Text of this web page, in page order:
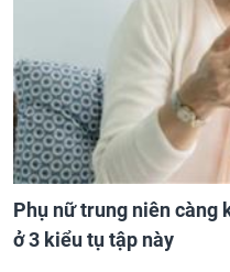
Phụ nữ trung niên càng
ở 3 kiểu tụ tập này